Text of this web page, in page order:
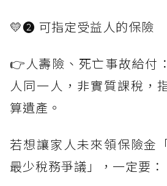
💛❷ 可指定受益人的保險
👉人壽險、死亡事故給付
人同一人，非實質課稅，
算遺產。
若想讓家人未來領保險金
最少稅務爭議」，一定要：